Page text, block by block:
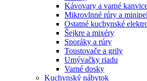
Kávovary a varné
Mikrovlnné rúry a
Ostatné kuchynské
Šejkre a mixéry
Sporáky a rúry
Toustovače a grily
Umývačky riadu
Varné dosky
Kuchynský nábytok